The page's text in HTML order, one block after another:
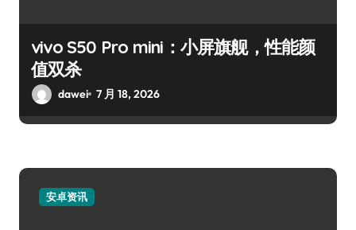
vivo S50 Pro mini：小屏旗舰，性能颜
值双杀
dawei 7 月 18, 2026
安卓资讯